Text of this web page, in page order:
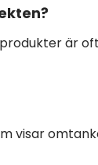
är
visar